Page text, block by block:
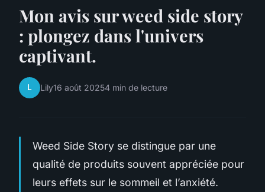
Mon avis sur weed side story
: plongez dans l'univers
captivant.
L Lily16 août 20254 min de lecture
Weed Side Story se distingue par une
qualité de produits souvent appréciée pour
leurs effets sur le sommeil et l’anxiété.